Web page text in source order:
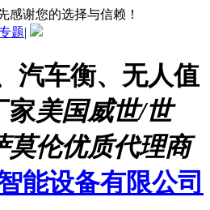
感谢您的选择与信赖！
题|
汽车衡、无人值
家美国威世/世
莫伦优质代理商